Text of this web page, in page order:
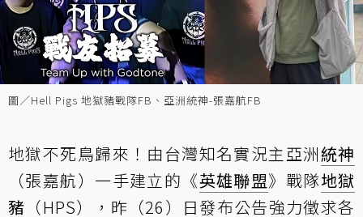
圖／Hell Pigs 地獄豬戰隊FB、亞洲統神-張嘉航FB
地獄不死鳥歸來！由台灣知名實況主亞洲統神
（張嘉航）一手建立的《英雄聯盟》戰隊地獄
豬 （HPS），昨（26）日發布公告強力徵求各